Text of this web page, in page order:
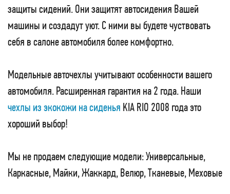
защиты сидений. Они защитят автосидения Вашей
машины и создадут уют. С ними вы будете чуствовать
себя в салоне автомобиля более комфортно.
Модельные авточехлы учитывают особенности вашего
автомобиля. Расширенная гарантия на 2 года. Наши
чехлы из экокожи на сиденья KIA RIO 2008 года это
хороший выбор!
Мы не продаем следующие модели: Универсальные,
Каркасные, Майки, Жаккард, Велюр, Тканевые, Меховые